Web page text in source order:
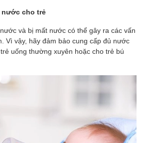
nước cho trẻ
và bị mất nước có thể gây ra các vấn
Vì vậy, hãy đảm bảo cung cấp đủ nước
uống thường xuyên hoặc cho trẻ bú